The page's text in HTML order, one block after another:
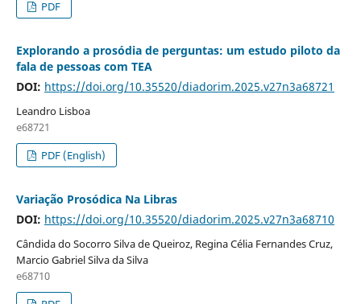
PDF
Explorando a prosódia de perguntas: um estudo piloto da
fala de pessoas com TEA
DOI: https://doi.org/10.35520/diadorim.2025.v27n3a68721
Leandro Lisboa
e68721
PDF (English)
Variação Prosódica Na Libras
DOI: https://doi.org/10.35520/diadorim.2025.v27n3a68710
Cândida do Socorro Silva de Queiroz, Regina Célia Fernandes Cruz,
Marcio Gabriel Silva da Silva
e68710